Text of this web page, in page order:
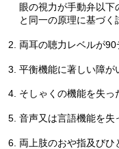
眼の視力が手動弁以
と同一の原理に基づく
両耳の聴力レベルが
平衡機能に著しい障が
そしゃくの機能を失っ
音声又は言語機能を失
両上肢のおや指及びひ